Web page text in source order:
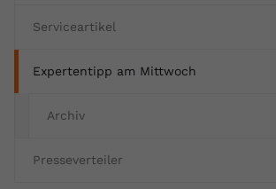
Serviceartikel
Expertentipp am Mittwoch
Archiv
Presseverteiler